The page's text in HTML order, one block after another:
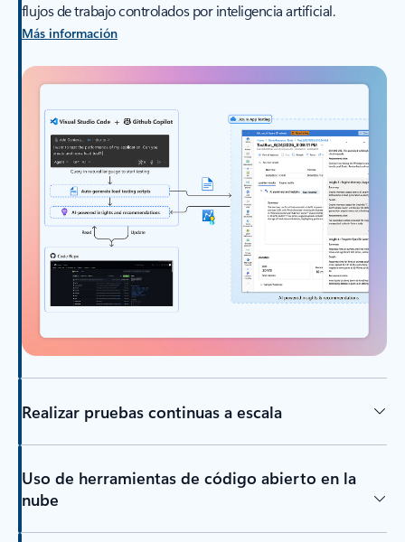
flujos de trabajo controlados por inteligencia artificial.
Más información
Realizar pruebas continuas a escala
Uso de herramientas de código abierto en la
nube